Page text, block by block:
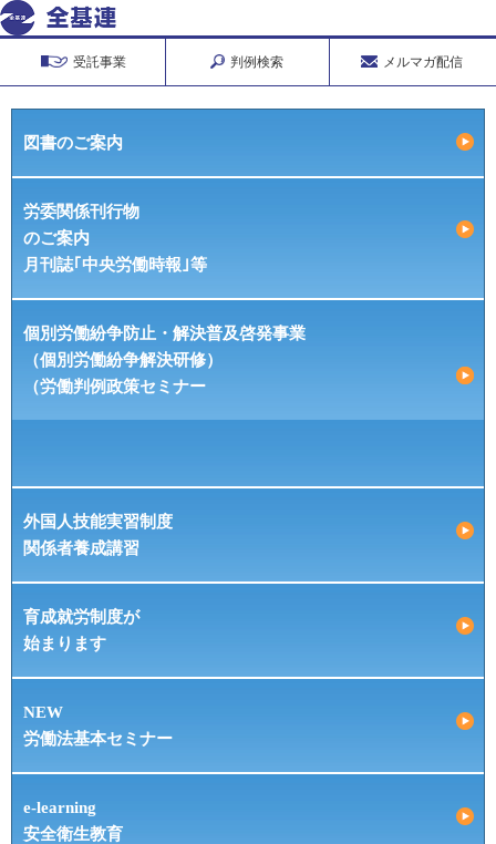
受託事業 判例検索 メルマガ配信
図書のご案内
労委関係刊行物
のご案内
月刊誌｢中央労働時報｣等
個別労働紛争防止・解決普及啓発事業
（個別労働紛争解決研修）
（労働判例政策セミナー
外国人技能実習制度
関係者養成講習
育成就労制度が
始まります
NEW
労働法基本セミナー
e-learning
安全衛生教育